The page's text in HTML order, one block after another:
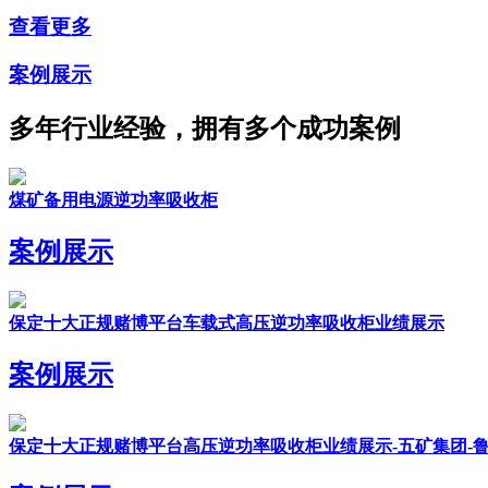
查看更多
案例展示
多年行业经验，拥有多个成功案例
煤矿备用电源逆功率吸收柜
案例展示
保定十大正规赌博平台车载式高压逆功率吸收柜业绩展示
案例展示
保定十大正规赌博平台高压逆功率吸收柜业绩展示-五矿集团-